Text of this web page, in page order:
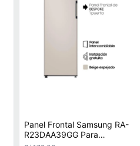
Panel Frontal Samsung RA-
R23DAA39GG Para